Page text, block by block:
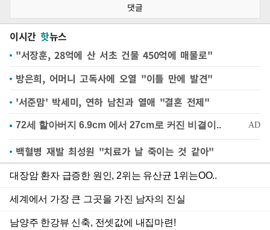
댓글
이시간 핫뉴스
"서장훈, 28억에 산 서초 건물 450억에 매물로"
방은희, 어머니 고독사에 오열 "이틀 만에 발견"
'서준맘' 박세미, 연하 남친과 열애 "결혼 전제"
백혈병 재발 최성원 "치료가 날 죽이는 것 같아"